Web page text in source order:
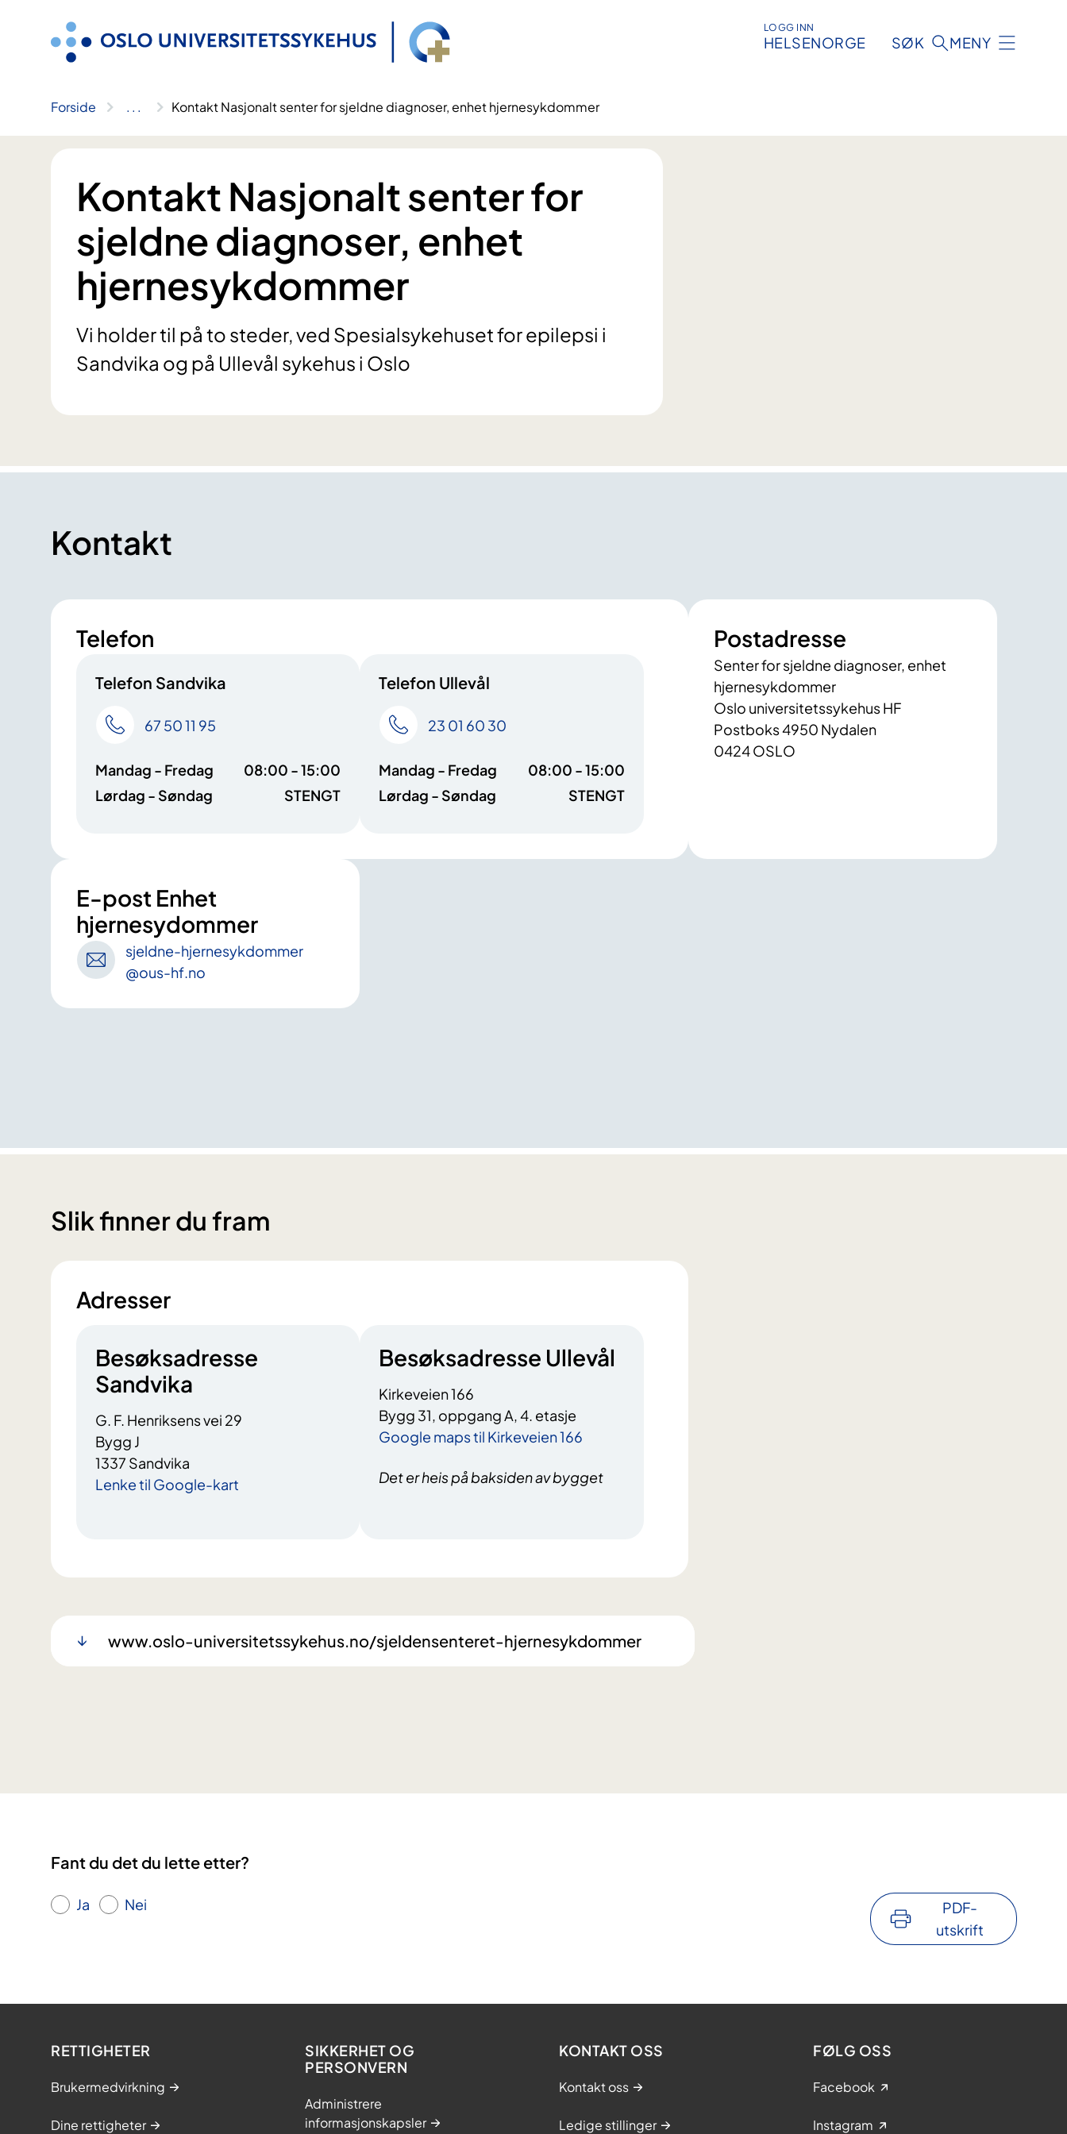
LOGG INN
HELSENORGE SØK MENY
Forside .. . Kontakt Nasjonalt senter for sjeldne diagnoser, enhet hjernesykdommer
Kontakt Nasjonalt senter for
sjeldne diagnoser, enhet
hjernesykdommer
Vi holder til på to steder, ved Spesialsykehuset for epilepsi i
Sandvika og på Ullevål sykehus i Oslo
Kontakt
Telefon
Telefon Sandvika
67 50 11 95
Mandag - Fredag
08:00 - 15:00
Lørdag - Søndag
STENGT
Telefon Ullevål
23 01 60 30
Mandag - Fredag
08:00 - 15:00
Lørdag - Søndag
STENGT
Postadresse
Senter for sjeldne diagnoser, enhet
hjernesykdommer
Oslo universitetssykehus HF
Postboks 4950 Nydalen
0424 OSLO
E-post Enhet
hjernesydommer
sjeldne-hjernesykdommer
@ous-hf.no
Slik finner du fram
Adresser
Besøksadresse
Sandvika
G. F. Henriksens vei 29
Bygg J
1337 Sandvika
Lenke til Google-kart
Besøksadresse Ullevål
Kirkeveien 166
Bygg 31, oppgang A, 4. etasje
Google maps til Kirkeveien 166
Det er heis på baksiden av bygget
www.oslo-universitetssykehus.no/sjeldensenteret-hjernesykdommer
Fant du det du lette etter?
Ja Nei
PDF-
utskrift
RETTIGHETER
Brukermedvirkning
Dine rettigheter
SIKKERHET OG
PERSONVERN
Administrere
informasjonskapsler
KONTAKT OSS
Kontakt oss
Ledige stillinger
FØLG OSS
Facebook
Instagram